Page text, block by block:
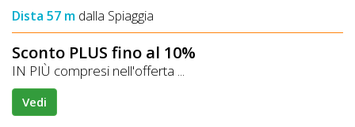
Dista 57 m dalla Spiaggia
Sconto PLUS fino al 10%
IN PIÙ compresi nell'offerta ...
Vedi